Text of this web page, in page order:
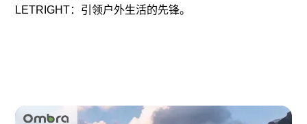
LETRIGHT：引领户外生活的先锋。